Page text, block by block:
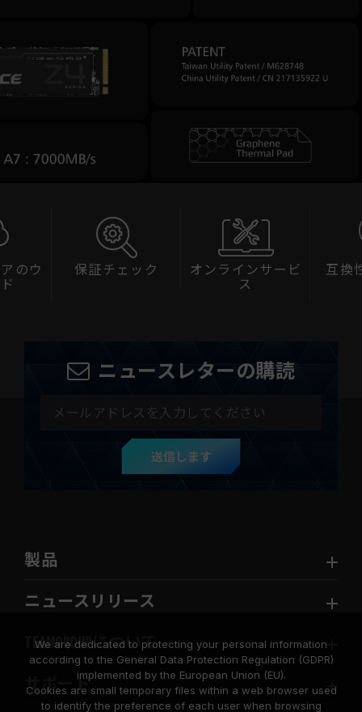
のウ
保証チェック
オンラインサービ
ス
互換
ニュースレターの購読
送信します
製品
ニュースリリース
TEAMGROUPについて
サポート
We are dedicated to protecting your personal information
according to the General Data Protection Regulation (GDPR)
implemented by the European Union (EU).
Cookies are small temporary files within a web browser used
to identify the preference of each user when browsing